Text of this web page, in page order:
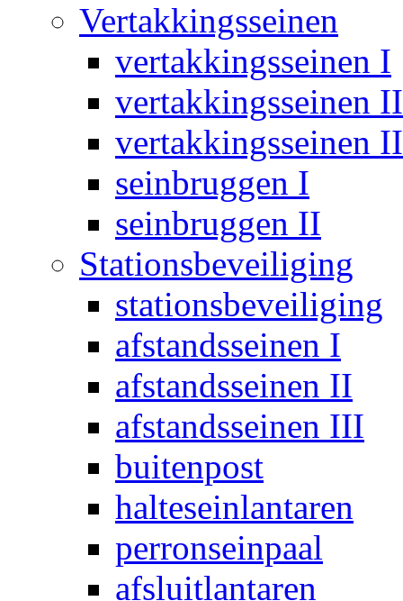
Vertakkingsseinen
vertakkingsseinen I
vertakkingsseinen II
vertakkingsseinen
seinbruggen I
seinbruggen II
Stationsbeveiliging
stationsbeveiliging
afstandsseinen I
afstandsseinen II
afstandsseinen III
buitenpost
halteseinlantaren
perronseinpaal
afsluitlantaren